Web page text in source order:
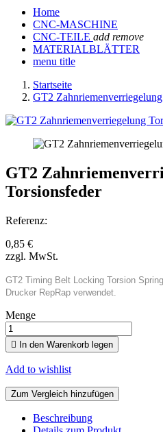
Home
CNC-MASCHINE
CNC-TEILE add remove
MATERIALBLÄTTER
menu title
Startseite
GT2
GT2
Torsionsfeder
Referenz:
0,85 €
zzgl. MwSt.
GT2 Timing Belt Locking Torsion
Drucker RepRap verwendet.
Menge
 In den Warenkorb legen
Add to wishlist
Zum Vergleich hinzufügen
Beschreibung